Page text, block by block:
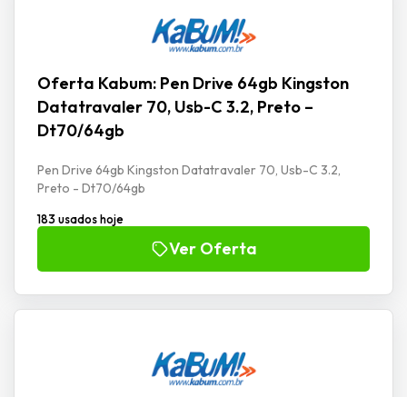
Oferta Kabum: Pen Drive 64gb Kingston
Datatravaler 70, Usb-C 3.2, Preto –
Dt70/64gb
Pen Drive 64gb Kingston Datatravaler 70, Usb-C 3.2,
Preto - Dt70/64gb
183 usados hoje
Ver Oferta